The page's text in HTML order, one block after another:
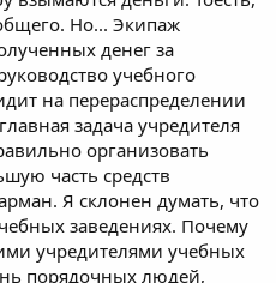
Но... Экипаж
денег за
учебного
на перераспределении
задача учредителя
организовать
часть средств
Я склонен думать, что
заведениях. Почему
учредителями учебных
порядочных людей,